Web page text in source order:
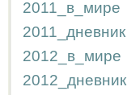
2011_в_мире
2011_дневник
2012_в_мире
2012_дневник